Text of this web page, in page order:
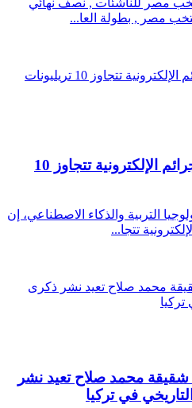
مصر , بطولة العا...
خبير تكنولوجي: فاتورة الجرائم الإلكترونية تتجاوز 10
التربية والذكاء الاصطناعي، إن
تتجا...
شقيقة محمد صلاح تعيد نشر
في تركيا